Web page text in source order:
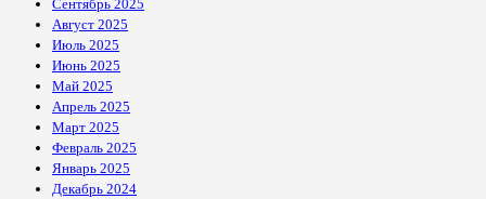
Сентябрь 2025
Август 2025
Июль 2025
Июнь 2025
Май 2025
Апрель 2025
Март 2025
Февраль 2025
Январь 2025
Декабрь 2024